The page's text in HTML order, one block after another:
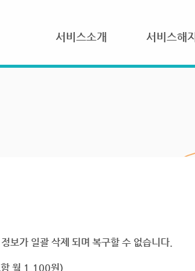
서비스소개 서비스해지
보가 일괄 삭제 되며 복구할 수 없습니다.
함 월 1,100원)